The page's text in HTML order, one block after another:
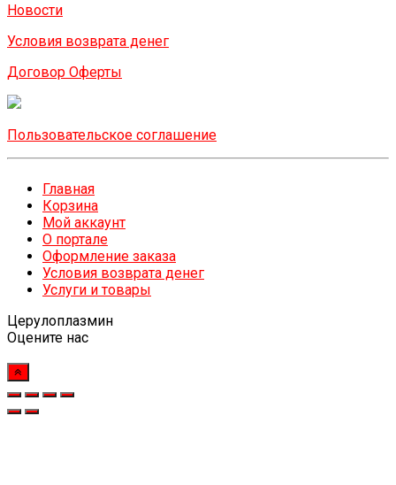
Новости
Условия возврата денег
Договор Оферты
Пользовательское соглашение
Главная
Корзина
Мой аккаунт
О портале
Оформление заказа
Условия возврата денег
Услуги и товары
Церулоплазмин
Оцените нас